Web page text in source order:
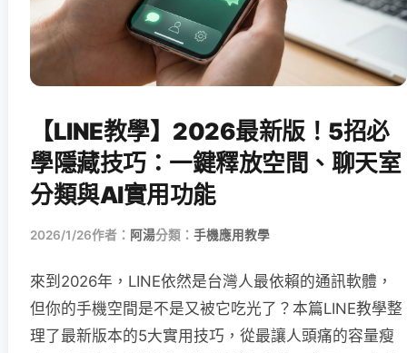
【LINE教學】2026最新版！5招必
學隱藏技巧：一鍵釋放空間、聊天室
分類與AI實用功能
2026/1/26作者： 阿湯分類： 手機應用教學
來到2026年，LINE依然是台灣人最依賴的通訊軟體，
但你的手機空間是不是又被它吃光了？本篇LINE教學整
理了最新版本的5大實用技巧，從最讓人頭痛的容量瘦